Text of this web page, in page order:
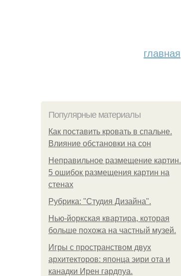
главная
Популярные материалы
Как поставить кровать в спальне.
Влияние обстановки на сон
Неправильное размещение картин.
5 ошибок размещения картин на
стенах
Рубрика: "Студия Дизайна".
Нью-йоркская квартира, которая
больше похожа на частный музей.
Игры с пространством двух
архитекторов: японца эири ота и
канадки Ирен гардпуа.